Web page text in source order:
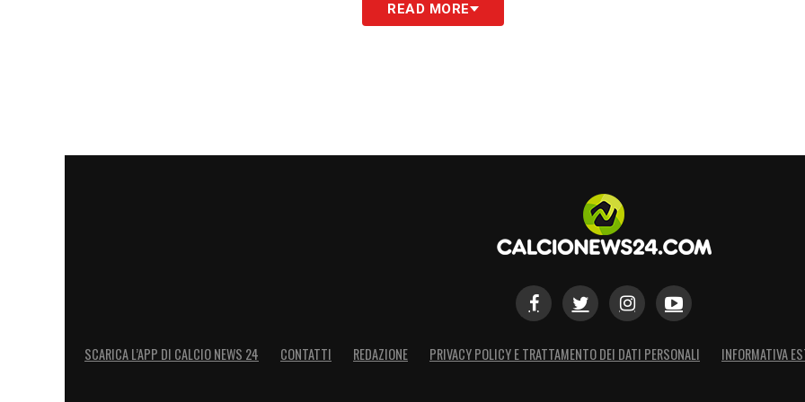
Se in porta l’obiettivo concreto è Vicario (ma non vanno trascurate anche piste
Sassuolo. Il centrale piace da tempo ai nerazzurri, tanto che si parlava di un possibile
approdo a Milano già in inverno. L’estate potrebbe essere il momento giusto per il salto
di qualità del giovane calciatore, sul quale proprio la Juve vanta anche una percentuale in
READ MORE
SCARICA L’APP DI CALCIO NEWS 24 CONTATTI REDAZIONE PRIVACY POLICY E TRATTAMENTO DEI DATI PERSONALI INFORMATIVA